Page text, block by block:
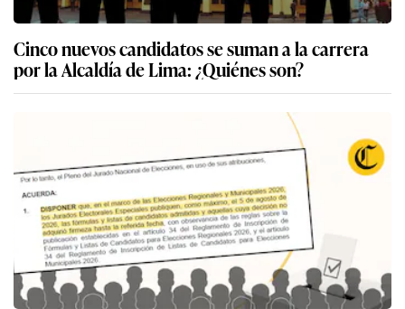
Cinco nuevos candidatos se suman a la carrera
por la Alcaldía de Lima: ¿Quiénes son?